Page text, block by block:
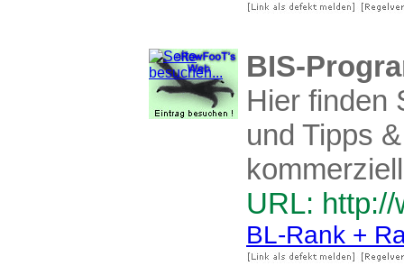
BIS-
Hier finden
und Tipps
URL:
BL-Rank +